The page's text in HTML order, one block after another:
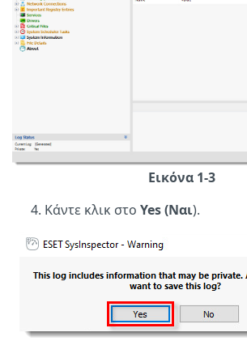
Εικόνα 1-3
Κάντε κλικ στο Yes (Ναι).